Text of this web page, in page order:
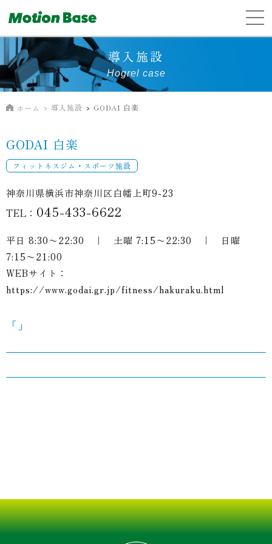
導入施設
Hogrel case
ホーム 導入施設 GODAI 白楽
GODAI 白楽
フィットネスジム・スポーツ施設
神奈川県横浜市神奈川区白幡上町9-23
TEL： 045-433-6622
平日 8:30〜22:30 ｜ 土曜 7:15〜22:30 ｜ 日曜
7:15〜21:00
WEBサイト：
https://www.godai.gr.jp/fitness/hakuraku.html
「」